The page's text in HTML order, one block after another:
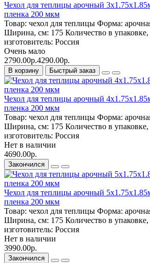
Чехол для теплицы арочный
пленка 200 мкм
Товар: чехол для теплицы Форма:
Ширина, см: 175 Количество в
изготовитель: Россия
Очень мало
2790.00р.4290.00р.
В корзину Быстрый заказ
Чехол для теплицы арочный
пленка 200 мкм
Товар: чехол для теплицы Форма:
Ширина, см: 175 Количество в
изготовитель: Россия
Нет в наличии
4690.00р.
Закончился
Чехол для теплицы арочный
пленка 200 мкм
Товар: чехол для теплицы Форма:
Ширина, см: 175 Количество в
изготовитель: Россия
Нет в наличии
3990.00р.
Закончился